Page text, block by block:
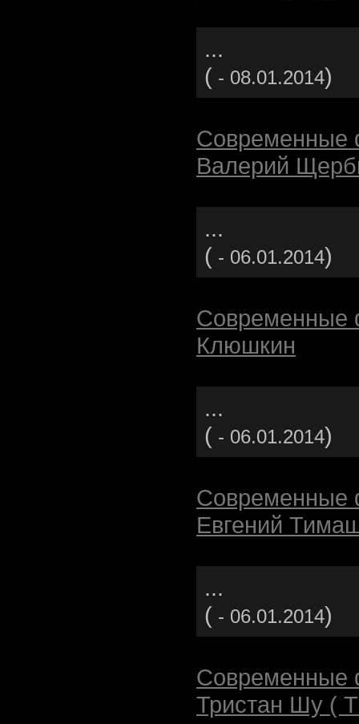
...
( - 08.01.2014)
Современные
Валерий
...
( - 06.01.2014)
Современные
Клюшкин
...
( - 06.01.2014)
Современные
Евгений
...
( - 06.01.2014)
Современные
Тристан Шу (